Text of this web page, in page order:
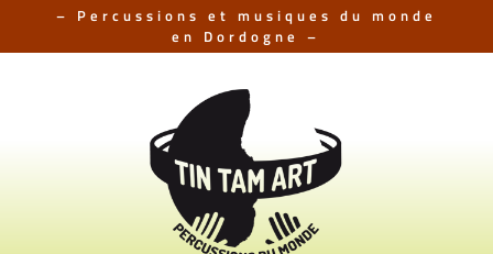
– Percussions et musiques du monde
en Dordogne –